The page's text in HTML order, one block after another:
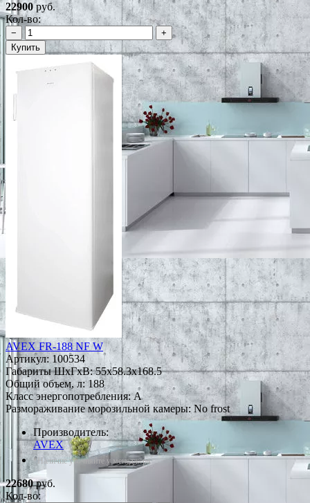
22900руб.
Кол-во:
−
+
Купить
AVEX FR-188 NF W
Артикул: 100534
Габариты ШxГxВ: 55x58.3x168.5
Общий объем, л: 188
Класс энергопотребления: A
Размораживание морозильной камеры: No frost
Производитель:
AVEX
*Наличие уточняйте у менеджера
22680руб.
Кол-во: